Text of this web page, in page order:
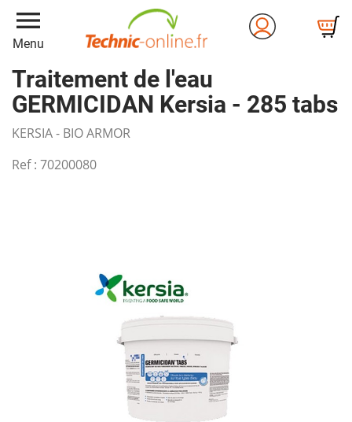
menu
Menu
Traitement de l'eau
GERMICIDAN Kersia - 285 tabs
KERSIA - BIO ARMOR
Ref : 70200080